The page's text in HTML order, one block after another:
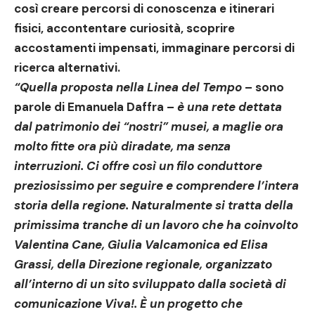
così creare percorsi di conoscenza e itinerari
fisici, accontentare curiosità, scoprire
accostamenti impensati, immaginare percorsi di
ricerca alternativi.
“Quella proposta nellaLinea del Tempo – sono
parole di Emanuela Daffra – è una rete dettata
dal patrimonio dei “nostri” musei, a maglie ora
molto fitte ora più diradate, ma senza
interruzioni. Ci offre così un filo conduttore
preziosissimo per seguire e comprendere l’intera
storia della regione. Naturalmente si tratta della
primissima tranche di un lavoro che ha coinvolto
Valentina Cane, Giulia Valcamonica ed Elisa
Grassi, della Direzione regionale, organizzato
all’interno di un sito sviluppato dalla società di
comunicazione Viva!. È un progetto che